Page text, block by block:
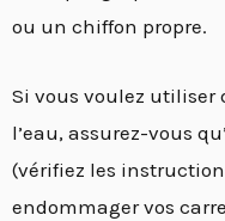
ou un chiffon propre.
Si vous voulez utiliser
l’eau, assurez-vous
(vérifiez les
endommager vos